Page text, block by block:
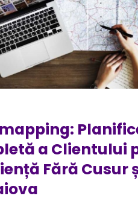
a Clientului
Fără Cusur